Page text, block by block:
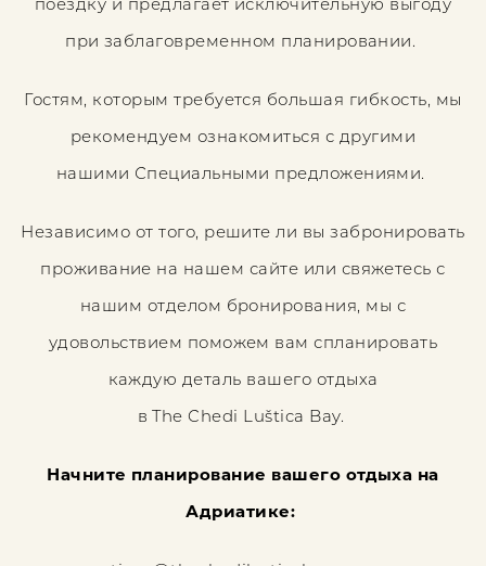
поездку и предлагает исключительную выгоду
при заблаговременном планировании.
Гостям, которым требуется большая гибкость, мы
рекомендуем ознакомиться с другими
нашими Специальными предложениями.
Независимо от того, решите ли вы забронировать
проживание на нашем сайте или свяжетесь с
нашим отделом бронирования, мы с
удовольствием поможем вам спланировать
каждую деталь вашего отдыха
в The Chedi Luštica Bay.
Начните планирование вашего отдыха на
Адриатике: